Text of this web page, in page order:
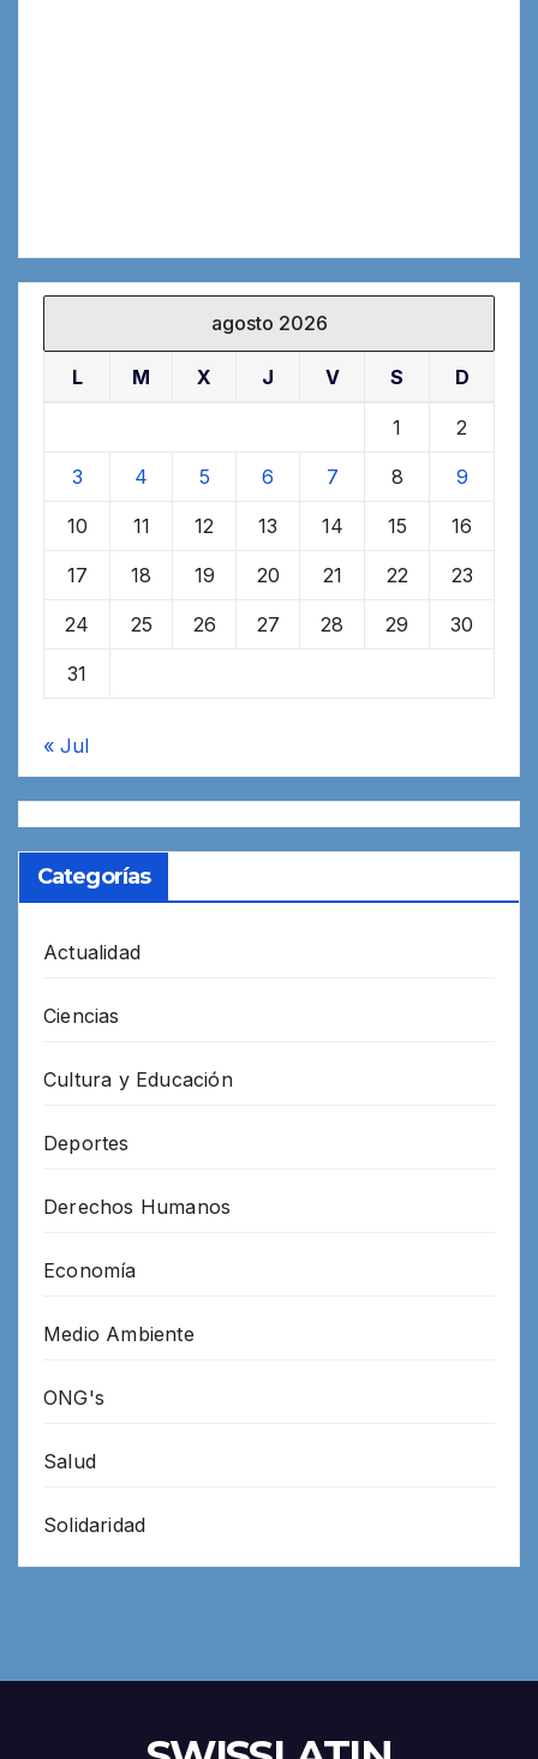
agosto 2026
L M X J V S D
1 2
3 4 5 6 7 8 9
10 11 12 13 14 15 16
17 18 19 20 21 22 23
24 25 26 27 28 29 30
31
« Jul
Categorías
Actualidad
Ciencias
Cultura y Educación
Deportes
Derechos Humanos
Economía
Medio Ambiente
ONG's
Salud
Solidaridad